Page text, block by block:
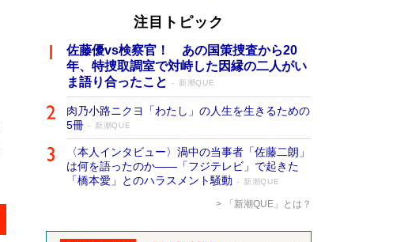
注目トピック
佐藤優vs検察官！ あの国策捜査から20
年、特捜取調室で対峙した因縁の二人がい
ま語り合ったこと
新潮QUE
肉乃小路ニクヨ「わたし」の人生を生きるための
5冊
新潮QUE
〈本人インタビュー〉渦中の当事者「佐藤二朗」
は何を語ったのか――「フジテレビ」で起きた
「橋本愛」とのハラスメント騒動
新潮QUE
「新潮QUE」とは？